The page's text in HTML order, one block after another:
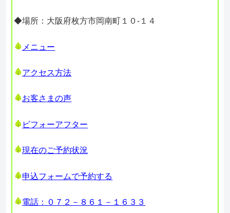
◆場所：大阪府枚方市岡南町１０-１４
メニュー
アクセス方法
お客さまの声
ビフォーアフター
現在のご予約状況
申込フォームで予約する
電話：０７２－８６１－１６３３